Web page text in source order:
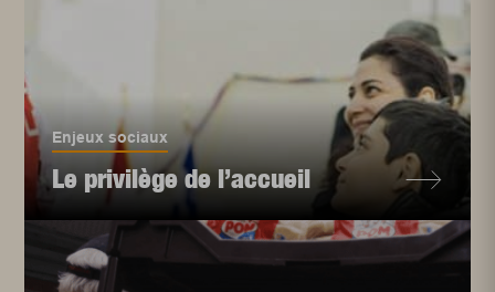
Enjeux sociaux
Le privilège de l’accueil